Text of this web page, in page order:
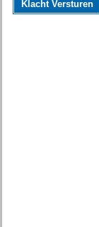
Klacht Versturen